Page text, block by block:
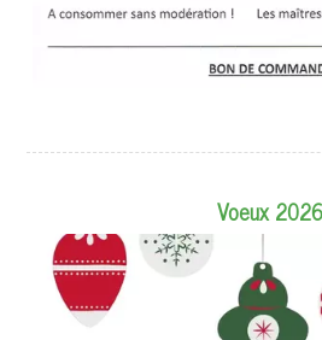
Voeux 2026